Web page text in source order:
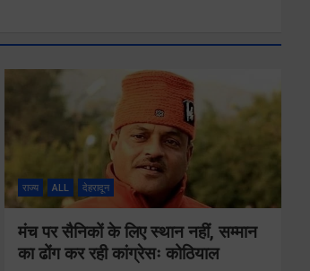
राज्य ALL देहरादून
मंच पर सैनिकों के लिए स्थान नहीं, सम्मान
का ढोंग कर रही कांग्रेसः कोठियाल